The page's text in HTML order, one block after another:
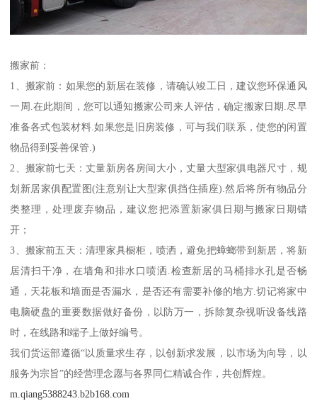
搬家前：
1、搬家前：如果您的新居在装修，请确认竣工日，建议您环保通风
一周.在此期间，您可以通知搬家公司来人评估，确定搬家日期.尽早
准备各式包装材料.如果您是旧房装修，可与我们联系，使您的闲置
物品得到妥善保管.)
2、搬家前七天：丈量新房各房间大小，丈量大型家俱电器尺寸，规
划新居家俱配置图(注意别让大型家俱挡住插座).然后将所有物品分
类整理，处理废弃物品，建议您把添置新家俱日期与搬家日期错
开；
3、搬家前五天：清理家具橱柜，喷洒，避免把蟑螂带到新居，将新
居清扫干净，在墙角和排水口喷洒.检查新居的马桶排水孔是否畅
通，天花板和墙面是否漏水，是否还有需要补修的地方.切记将家中
电脑硬盘的重要数据做好备份，以防万一，拆除复杂视听设备线路
时，在线路和端子上做好编号。
我们货运部遵循“以质量求生存，以创新求发展，以市场为向导，以
服务为宗旨”的经营理念愿与各界同仁精诚合作，共创辉煌。
m.qiang5388243.b2b168.com